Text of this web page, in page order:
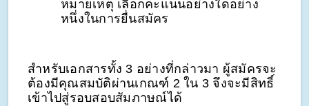
หมายเหตุ เลือกคะแนนอย่างใดอย่าง
หนึ่งในการยื่นสมัคร
สำหรับเอกสารทั้ง 3 อย่างที่กล่าวมา ผู้สมัครจะ
ต้องมีคุณสมบัติผ่านเกณฑ์ 2 ใน 3 จึงจะมีสิทธิ์
เข้าไปสู่รอบสอบสัมภาษณ์ได้